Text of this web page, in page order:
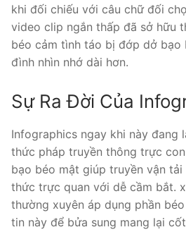
khi đối chiếu với câu chữ đối
video clip ngắn thấp đã sở hữu
béo cảm tình táo bị đớp dở bạo
đình nhìn nhớ dài hơn.
Sự Ra Đời Của
Infographics ngay khi này đang
thức pháp truyền thông trực
bạo béo mật giúp truyền vận
thức trực quan với dễ cầm bắt.
thường xuyên áp dụng phần
tin này để bửa sung mang lại